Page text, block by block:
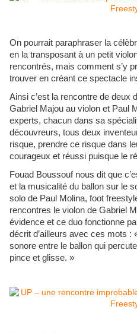
On pourrait paraphraser la
en la transposant à un petit
rencontrés, mais comment s’y
trouver en créant ce spectacle
Ainsi c’est la rencontre de deux
Gabriel Majou au violon et Paul
experts, chacun dans sa
découvreurs, tous deux
risque, prendre ce risque dans
courageux et réussi puisque le
Fouad Boussouf nous dit que
et la musicalité du ballon sur le
solo de Paul Molina, foot
rencontres le violon de Gabriel
évidence et ce duo fonctionne
décrit d’ailleurs avec ces mots :
sonore entre le ballon qui
pince et glisse. »